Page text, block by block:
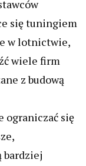
się tuningiem
w lotnictwie,
wiele firm
z budową
ograniczać się
bardziej